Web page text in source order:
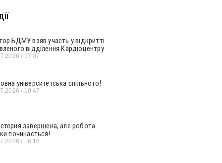
БДМУ взяв участь у відкритті
відділення Кардіоцентру
17:07
університетська спільното!
10:47
завершена, але робота
починається!
16:16